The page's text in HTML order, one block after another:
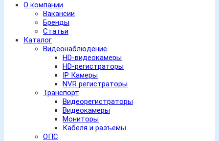
О компании
Вакансии
Бренды
Статьи
Каталог
Видеонаблюдение
HD-видеокамеры
HD-регистраторы
IP Камеры
NVR регистраторы
Транспорт
Видеорегистраторы
Видеокамеры
Мониторы
Кабеля и разъемы
ОПС